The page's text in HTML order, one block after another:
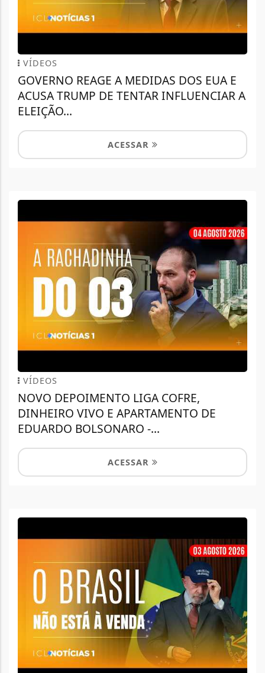
VÍDEOS
GOVERNO REAGE A MEDIDAS DOS EUA E
ACUSA TRUMP DE TENTAR INFLUENCIAR A
ELEIÇÃO...
ACESSAR
VÍDEOS
NOVO DEPOIMENTO LIGA COFRE,
DINHEIRO VIVO E APARTAMENTO DE
EDUARDO BOLSONARO -...
ACESSAR